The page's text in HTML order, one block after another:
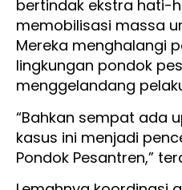
bertindak ekstra hati-
memobilisasi massa
Mereka menghalangi
lingkungan pondok
menggelandang
“Bahkan sempat ada
kasus ini menjadi
Pondok Pesantren,”